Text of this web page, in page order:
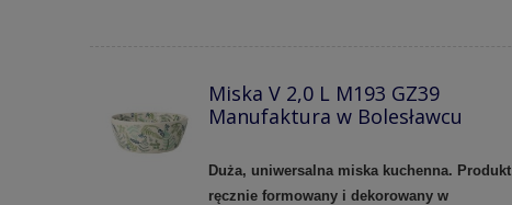
Miska V 2,0 L M193 GZ39
Manufaktura w Bolesławcu
Duża, uniwersalna miska kuchenna. Produkt
ręcznie formowany i dekorowany w